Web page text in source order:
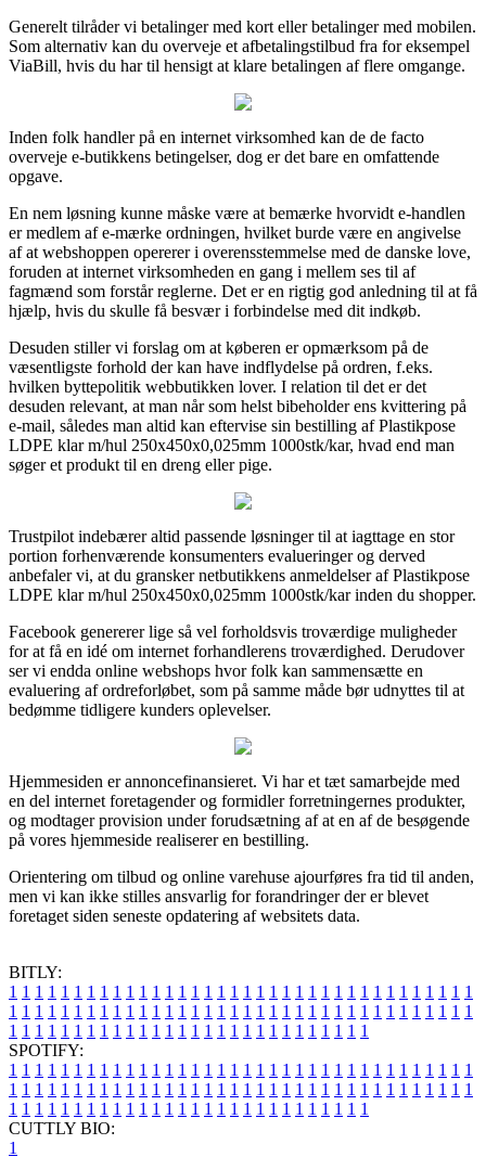
Generelt tilråder vi betalinger med kort eller betalinger med mobilen.
Som alternativ kan du overveje et afbetalingstilbud fra for eksempel
ViaBill, hvis du har til hensigt at klare betalingen af flere omgange.
Inden folk handler på en internet virksomhed kan de de facto
overveje e-butikkens betingelser, dog er det bare en omfattende
opgave.
En nem løsning kunne måske være at bemærke hvorvidt e-handlen
er medlem af e-mærke ordningen, hvilket burde være en angivelse
af at webshoppen opererer i overensstemmelse med de danske love,
foruden at internet virksomheden en gang i mellem ses til af
fagmænd som forstår reglerne. Det er en rigtig god anledning til at få
hjælp, hvis du skulle få besvær i forbindelse med dit indkøb.
Desuden stiller vi forslag om at køberen er opmærksom på de
væsentligste forhold der kan have indflydelse på ordren, f.eks.
hvilken byttepolitik webbutikken lover. I relation til det er det
desuden relevant, at man når som helst bibeholder ens kvittering på
e-mail, således man altid kan eftervise sin bestilling af Plastikpose
LDPE klar m/hul 250x450x0,025mm 1000stk/kar, hvad end man
søger et produkt til en dreng eller pige.
Trustpilot indebærer altid passende løsninger til at iagttage en stor
portion forhenværende konsumenters evalueringer og derved
anbefaler vi, at du gransker netbutikkens anmeldelser af Plastikpose
LDPE klar m/hul 250x450x0,025mm 1000stk/kar inden du shopper.
Facebook genererer lige så vel forholdsvis troværdige muligheder
for at få en idé om internet forhandlerens troværdighed. Derudover
ser vi endda online webshops hvor folk kan sammensætte en
evaluering af ordreforløbet, som på samme måde bør udnyttes til at
bedømme tidligere kunders oplevelser.
Hjemmesiden er annoncefinansieret. Vi har et tæt samarbejde med
en del internet foretagender og formidler forretningernes produkter,
og modtager provision under forudsætning af at en af de besøgende
på vores hjemmeside realiserer en bestilling.
Orientering om tilbud og online varehuse ajourføres fra tid til anden,
men vi kan ikke stilles ansvarlig for forandringer der er blevet
foretaget siden seneste opdatering af websitets data.
BITLY:
1 1 1 1 1 1 1 1 1 1 1 1 1 1 1 1 1 1 1 1 1 1 1 1 1 1 1 1 1 1 1 1 1 1 1 1
1 1 1 1 1 1 1 1 1 1 1 1 1 1 1 1 1 1 1 1 1 1 1 1 1 1 1 1 1 1 1 1 1 1 1 1
1 1 1 1 1 1 1 1 1 1 1 1 1 1 1 1 1 1 1 1 1 1 1 1 1 1 1 1
SPOTIFY:
1 1 1 1 1 1 1 1 1 1 1 1 1 1 1 1 1 1 1 1 1 1 1 1 1 1 1 1 1 1 1 1 1 1 1 1
1 1 1 1 1 1 1 1 1 1 1 1 1 1 1 1 1 1 1 1 1 1 1 1 1 1 1 1 1 1 1 1 1 1 1 1
1 1 1 1 1 1 1 1 1 1 1 1 1 1 1 1 1 1 1 1 1 1 1 1 1 1 1 1
CUTTLY BIO:
1